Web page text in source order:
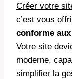
Créer votre
c’est vous
conforme
Votre site
moderne,
simplifier la